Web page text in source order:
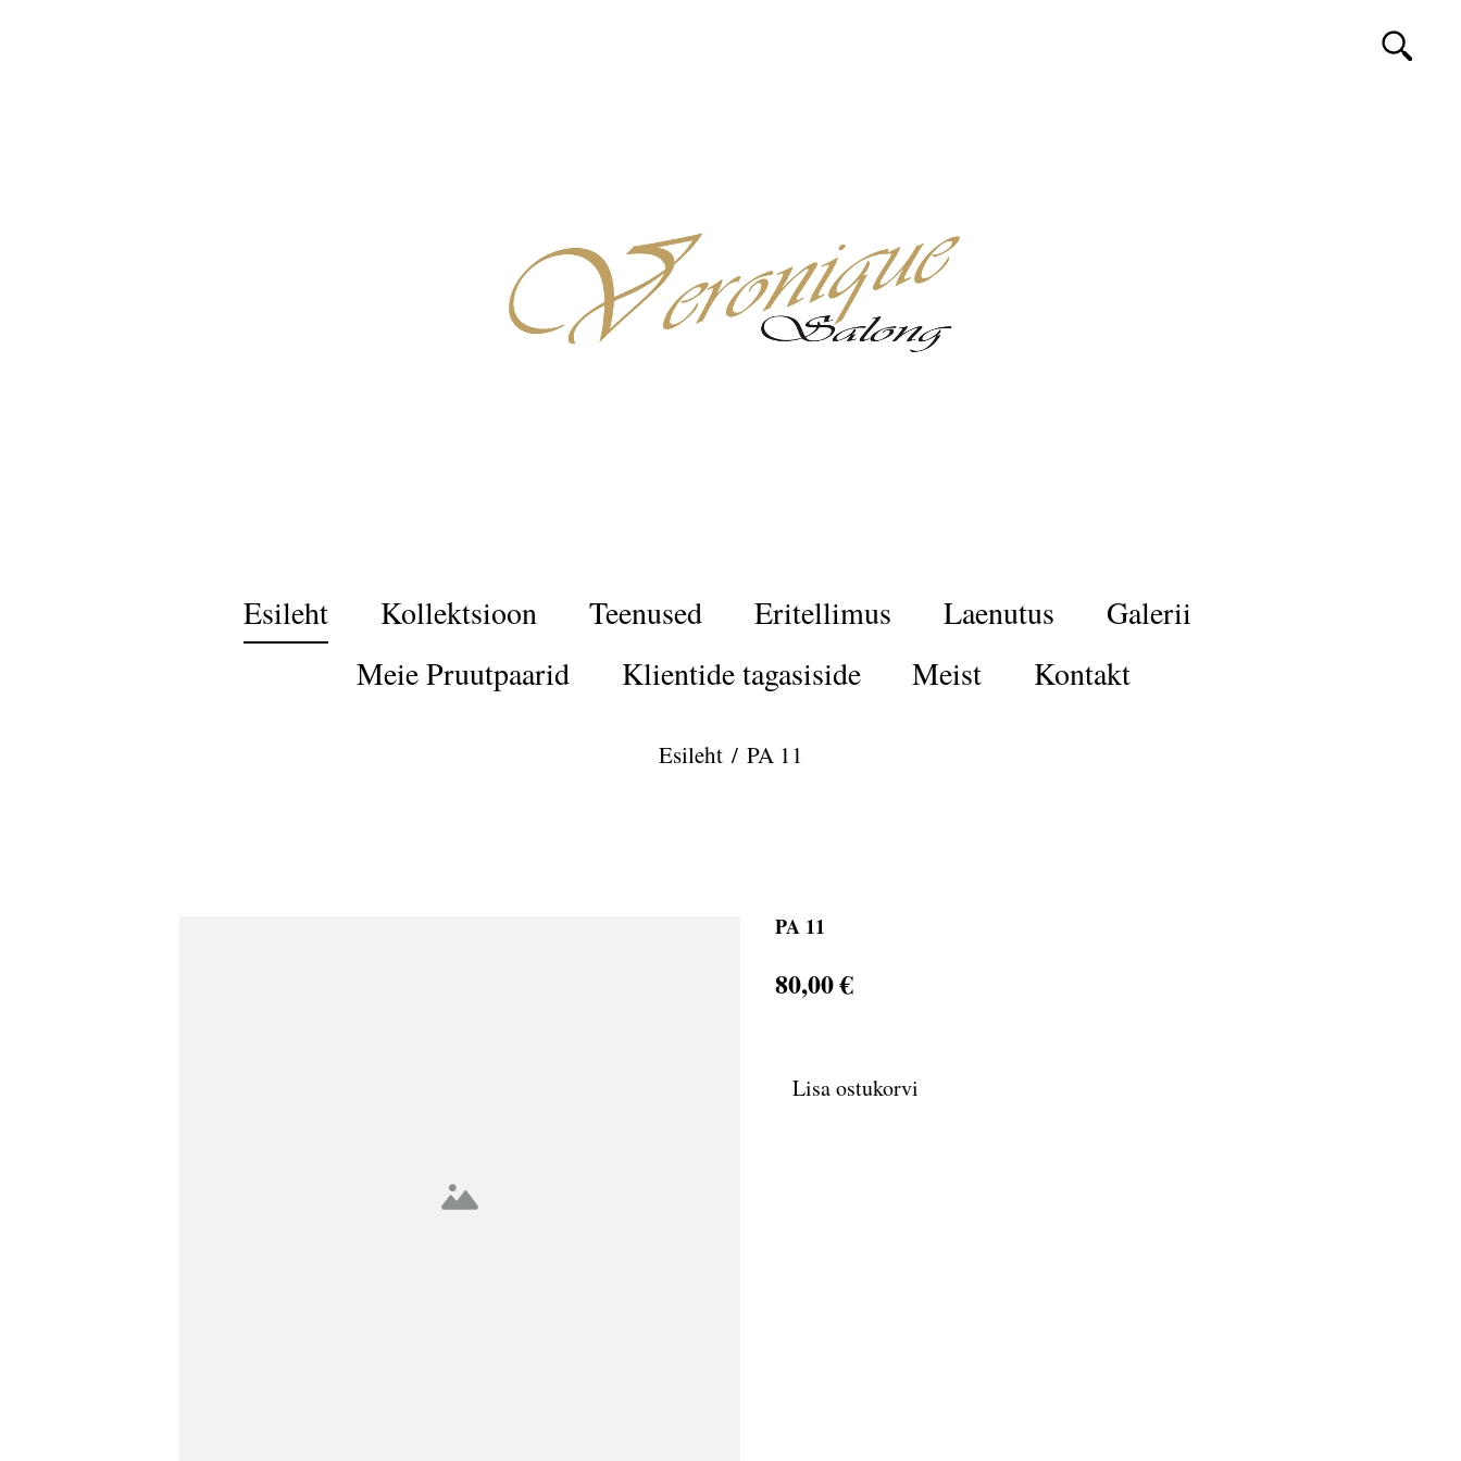
Esileht Kollektsioon Teenused Eritellimus Laenutus
Galerii
Meie Pruutpaarid
Klientide tagasiside Meist Kontakt
Esileht / PA 11
PA 11
80,00 €
Lisa ostukorvi